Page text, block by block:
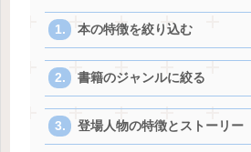
本の特徴を絞り込む
書籍のジャンルに絞る
登場人物の特徴とストーリー